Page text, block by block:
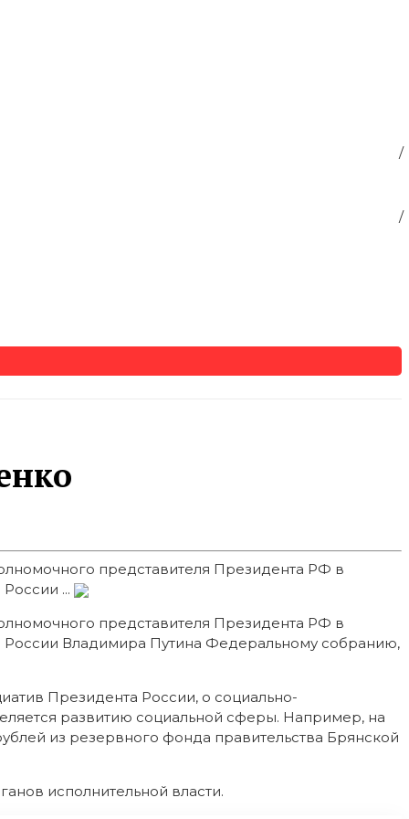
представителя Президента РФ в
...
представителя Президента РФ в
Владимира Путина Федеральному собранию,
Президента России, о социально-
развитию социальной сферы. Например, на
из резервного фонда правительства Брянской
исполнительной власти.